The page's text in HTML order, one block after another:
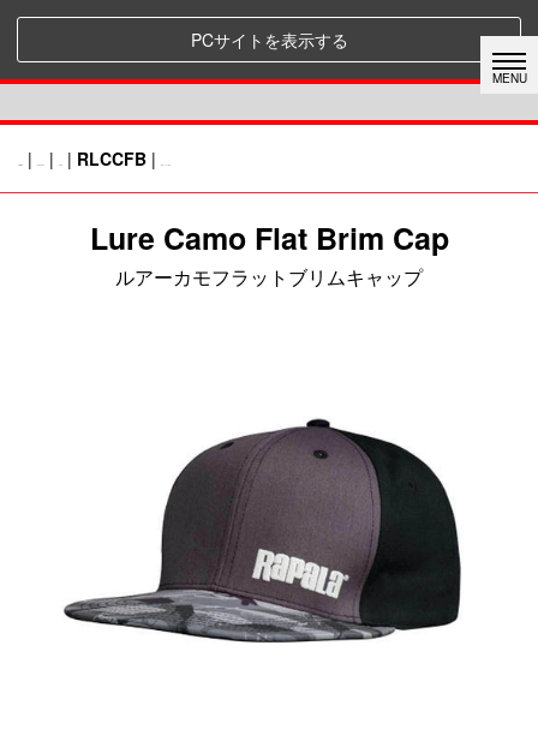
PCサイトを表示する
| | | RLCCFB |
Lure Camo Flat Brim Cap
ルアーカモフラットブリムキャップ